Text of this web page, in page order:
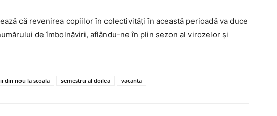
că revenirea copiilor în colectivități în această perioadă va duce
de îmbolnăviri, aflându-ne în plin sezon al virozelor și
din nou la scoala semestru al doilea vacanta